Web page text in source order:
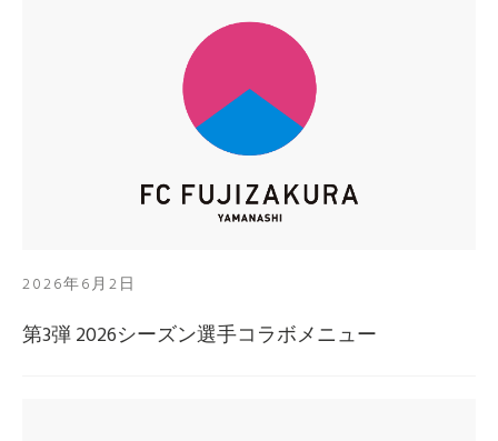
2026年6月2日
第3弾 2026シーズン選手コラボメニュー